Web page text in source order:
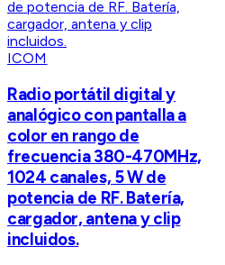
ICOM
Radio portátil digital y
analógico con pantalla a
color en rango de
frecuencia 380-470MHz,
1024 canales, 5 W de
potencia de RF. Batería,
cargador, antena y clip
incluidos.